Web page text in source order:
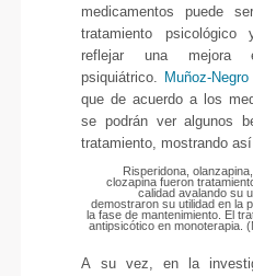
medicamentos puede
tratamiento
reflejar una mejora
psiquiátrico. Muñoz-
que de acuerdo a los
se podrán ver algunos
tratamiento, mostrando
Risperidona,
clozapina fueron
calidad avalando su
demostraron su utilidad en la
la fase de mantenimiento. El
antipsicótico en monoterapia.
A su vez, en la